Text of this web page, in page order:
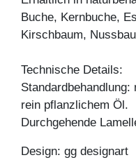
Buche, Kernbuche,
Kirschbaum,
Technische Details:
rein pflanzlichem Öl.
Durchgehende
Design: gg designart